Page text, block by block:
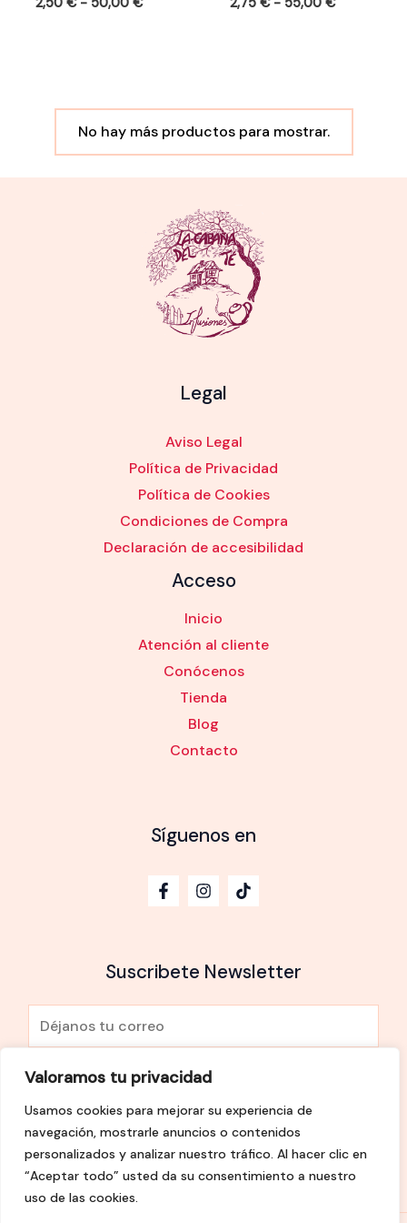
Valoramos tu privacidad
Usamos cookies para mejorar su experiencia de
navegación, mostrarle anuncios o contenidos
personalizados y analizar nuestro tráfico. Al hacer clic en
“Aceptar todo” usted da su consentimiento a nuestro
uso de las cookies.
No hay más productos para mostrar.
Legal
Aviso Legal
Política de Privacidad
Política de Cookies
Condiciones de Compra
Declaración de accesibilidad
Acceso
Inicio
Atención al cliente
Conócenos
Tienda
Blog
Contacto
Síguenos en
Suscribete Newsletter
m
a
*
He leído y Acepto lapolítica de privacidad
SUSCRÍBETE